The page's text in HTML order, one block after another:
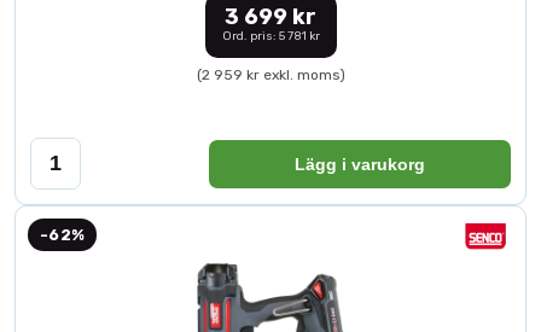
3 699 kr
Ord. pris: 5 781 kr
(2 959 kr exkl. moms)
Lägg i varukorg
-62%